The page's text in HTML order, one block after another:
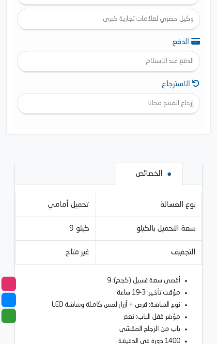
وكيل حصري لعلامات تجارية كبرى
الدفع
الدفع عند الاستلام
الاسترجاع
إرجاع المنتج مجانا
الخصائص
نوع الغسالة تحميل أمامي
سعة التحميل بالكيلو 9 كيلو
التجفيف غير متاح
أقصى سعة غسيل (كجم): 9
مؤقت تأخير: 3-19 ساعة
نوع الشاشة: قرص + أزرار لمس كاملة وشاشة LED
مؤشر قفل الباب: نعم
باب من الزجاج المقسّى
1400 دورة في الدقيقة